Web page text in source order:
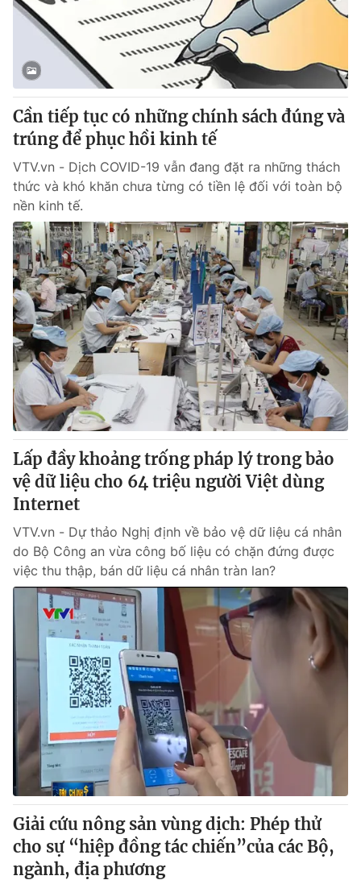
Cần tiếp tục có những chính sách đúng và
trúng để phục hồi kinh tế
VTV.vn - Dịch COVID-19 vẫn đang đặt ra những thách
thức và khó khăn chưa từng có tiền lệ đối với toàn bộ
nền kinh tế.
Lấp đầy khoảng trống pháp lý trong bảo
vệ dữ liệu cho 64 triệu người Việt dùng
Internet
VTV.vn - Dự thảo Nghị định về bảo vệ dữ liệu cá nhân
do Bộ Công an vừa công bố liệu có chặn đứng được
việc thu thập, bán dữ liệu cá nhân tràn lan?
Giải cứu nông sản vùng dịch: Phép thử
cho sự “hiệp đồng tác chiến”của các Bộ,
ngành, địa phương